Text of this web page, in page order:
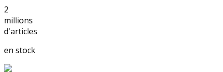
2
millions
d'articles
en stock